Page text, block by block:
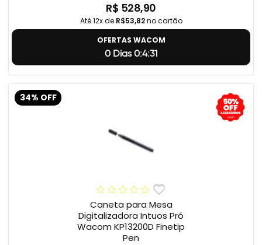
R$ 528,90
Até 12x de R$53,82no cartão
OFERTAS WACOM
0 Dias 0:4:31
34% OFF
Caneta para Mesa
Digitalizadora Intuos Pró
Wacom KP13200D Finetip
Pen